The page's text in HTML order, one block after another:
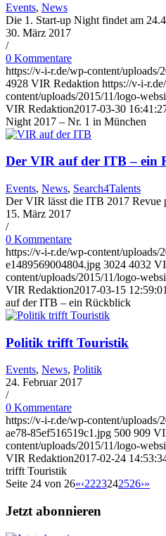
Events, News
Die 1. Start-up Night findet am
30. März 2017
/
0 Kommentare
https://v-i-r.de/wp-content/uploads/
4928 VIR Redaktion https://v-i-
content/uploads/2015/11/logo-
VIR Redaktion2017-03-30
Night 2017 – Nr. 1 in München
Der VIR auf der ITB – ein
Events, News, Search4Talents
Der VIR lässt die ITB 2017 Revue
15. März 2017
/
0 Kommentare
https://v-i-r.de/wp-content/uploads/
e1489569004804.jpg 3024 4032
content/uploads/2015/11/logo-
VIR Redaktion2017-03-15 12:59:01
auf der ITB – ein Rückblick
Politik trifft Touristik
Events, News, Politik
24. Februar 2017
/
0 Kommentare
https://v-i-r.de/wp-content/uploads/
ae78-85ef516519c1.jpg 500 909
content/uploads/2015/11/logo-
VIR Redaktion2017-02-24
trifft Touristik
Seite 24 von 26«‹2223242526›»
Jetzt abonnieren